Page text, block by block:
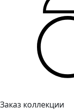
Заказ коллекции